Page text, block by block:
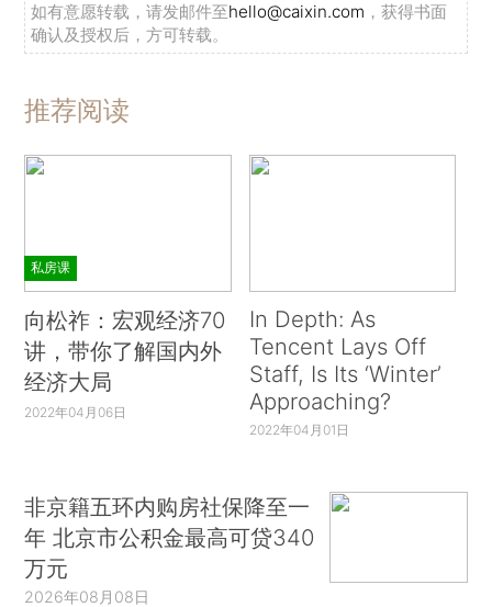
如有意愿转载，请发邮件至hello@caixin.com ，获得书面
确认及授权后，方可转载。
推荐阅读
私房课
向松祚：宏观经济70
讲，带你了解国内外
经济大局
2022年04月06日
In Depth: As
Tencent Lays Off
Staff, Is Its ‘Winter’
Approaching?
2022年04月01日
非京籍五环内购房社保降至一
年 北京市公积金最高可贷340
万元
2026年08月08日